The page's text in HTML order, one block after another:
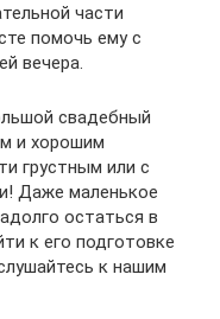
части
помочь ему с
вечера.
свадебный
и хорошим
грустным или с
Даже маленькое
остаться в
к его подготовке
к нашим